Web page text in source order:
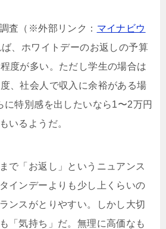
査（※外部リンク： マイナビウ
、ホワイトデーのお返しの予算
度が多い。ただし学生の場合は
、社会人で収入に余裕がある場
に特別感を出したいなら1〜2万円
いるようだ。
で「お返し」というニュアンス
インデーよりも少し上くらいの
ンスがとりやすい。しかし大切
「気持ち」だ。無理に高価なも